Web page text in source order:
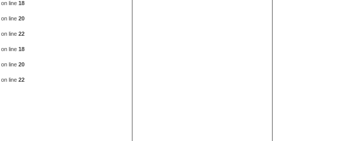
on line 18
on line 20
on line 22
on line 18
on line 20
on line 22